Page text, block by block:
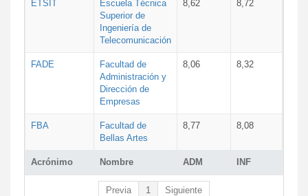
Acrónimo Nombre ADM INF
ETSIT
Escuela Técnica
Superior de
Ingeniería de
Telecomunicación
8,62 8,72
FADE
Facultad de
Administración y
Dirección de
Empresas
8,06 8,32
FBA
Facultad de
Bellas Artes
8,77 8,08
Previa 1 Siguiente